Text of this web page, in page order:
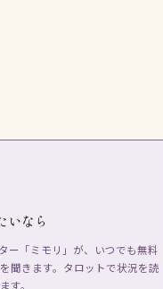
いなら
ー「ミモリ」が、いつでも無料
聞きます。タロットで状況を読
す。